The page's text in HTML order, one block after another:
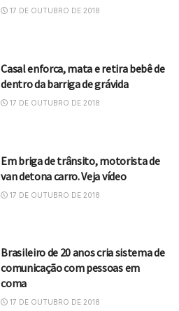
17 DE OUTUBRO DE 2018
Casal enforca, mata e retira bebê de
dentro da barriga de grávida
17 DE OUTUBRO DE 2018
Em briga de trânsito, motorista de
van detona carro. Veja vídeo
17 DE OUTUBRO DE 2018
Brasileiro de 20 anos cria sistema de
comunicação com pessoas em
coma
17 DE OUTUBRO DE 2018